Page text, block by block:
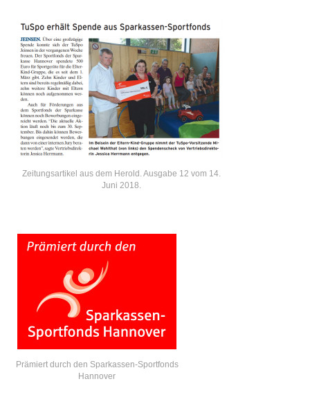
Zeitungsartikel aus dem Herold. Ausgabe 12 vom 14.
Juni 2018.
Prämiert durch den Sparkassen-Sportfonds
Hannover